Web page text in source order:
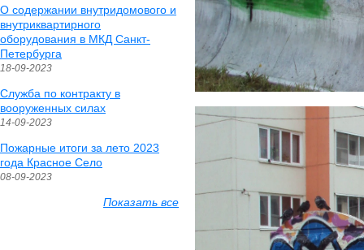
О содержании внутридомового и
внутриквартирного
оборудования в МКД Санкт-
Петербурга
18-09-2023
Служба по контракту в
вооруженных силах
14-09-2023
Пожарные итоги за лето 2023
года Красное Село
08-09-2023
Показать все